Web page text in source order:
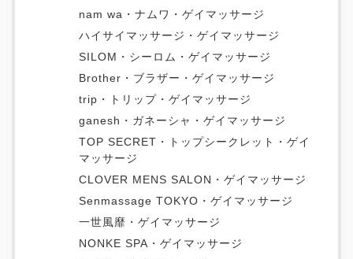
nam wa・ナムワ・ゲイマッサージ
ハイサイマッサージ・ゲイマッサージ
SILOM・シーロム・ゲイマッサージ
Brother・ブラザー・ゲイマッサージ
trip・トリップ・ゲイマッサージ
ganesh・ガネーシャ・ゲイマッサージ
TOP SECRET・トップシークレット・ゲイ
マッサージ
CLOVER MENS SALON・ゲイマッサージ
Senmassage TOKYO・ゲイマッサージ
一世風靡・ゲイマッサージ
NONKE SPA・ゲイマッサージ